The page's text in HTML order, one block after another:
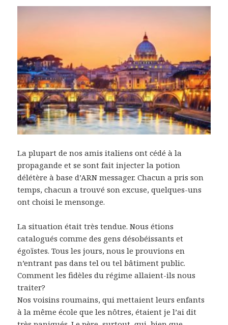
La plupart de nos amis italiens ont cédé à la
propagande et se sont fait injecter la potion
délétère à base d’ARN messager. Chacun a pris son
temps, chacun a trouvé son excuse, quelques-uns
ont choisi le mensonge.
La situation était très tendue. Nous étions
catalogués comme des gens désobéissants et
égoïstes. Tous les jours, nous le prouvions en
n’entrant pas dans tel ou tel bâtiment public.
Comment les fidèles du régime allaient-ils nous
traiter?
Nos voisins roumains, qui mettaient leurs enfants
à la même école que les nôtres, étaient je l’ai dit